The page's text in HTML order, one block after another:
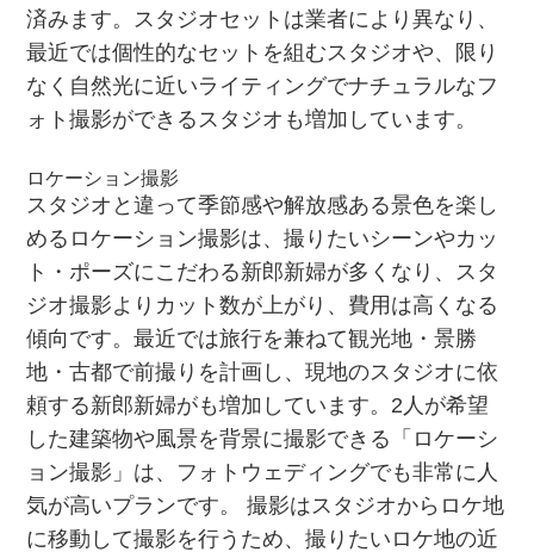
済みます。スタジオセットは業者により異なり、
最近では個性的なセットを組むスタジオや、限り
なく自然光に近いライティングでナチュラルなフ
ォト撮影ができるスタジオも増加しています。
ロケーション撮影
スタジオと違って季節感や解放感ある景色を楽し
めるロケーション撮影は、撮りたいシーンやカッ
ト・ポーズにこだわる新郎新婦が多くなり、スタ
ジオ撮影よりカット数が上がり、費用は高くなる
傾向です。最近では旅行を兼ねて観光地・景勝
地・古都で前撮りを計画し、現地のスタジオに依
頼する新郎新婦がも増加しています。2人が希望
した建築物や風景を背景に撮影できる「ロケーシ
ョン撮影」は、フォトウェディングでも非常に人
気が高いプランです。 撮影はスタジオからロケ地
に移動して撮影を行うため、撮りたいロケ地の近